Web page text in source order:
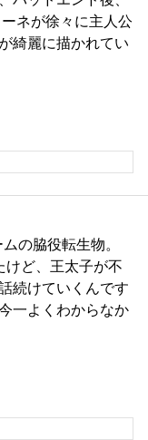
ネが徐々に主人公
綺麗に描かれてい
の脇役転生物。
けど、王太子が不
続けていくんです
一よくわからなか